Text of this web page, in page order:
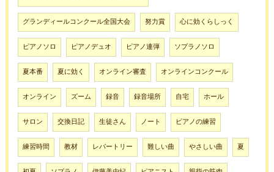
グランディールコンクール全国大会 努力賞 心に効くらしっく
ピアノソロ ピアノデュオ ピアノ連弾 ソプラノソロ
夏本番 夏に効く オンライン審査 オンラインコンクール
オンライン ズーム 録音 録音場所 自宅 ホール
サロン 交換日記 生徒さん ノート ピアノの練習
練習時間 教材 レパートリー 難しい曲 やさしい曲 夏